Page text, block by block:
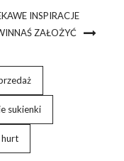
INSPIRACJE
ZAŁOŻYĆ
sukienki
hurt